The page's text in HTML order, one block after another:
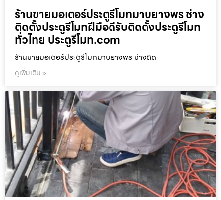
ร้านขายมอเตอร์ประตูรีโมทมาบยางพร ช่าง
ติดตั้งประตูรีโมทฝีมือดีรับติดตั้งประตูรีโมท
ทั่วไทย ประตูรีโมท.com
ร้านขายมอเตอร์ประตูรีโมทมาบยางพร ช่างติด
ดูเพิ่มเติม »